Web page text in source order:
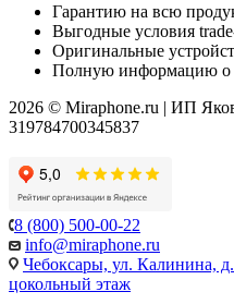
Гарантию на всю
Выгодные условия
Оригинальные
Полную информацию о
2026 © Miraphone.ru | ИП
319784700345837
8 (800) 500-00-22
info@miraphone.ru
Чебоксары, ул.
цокольный этаж